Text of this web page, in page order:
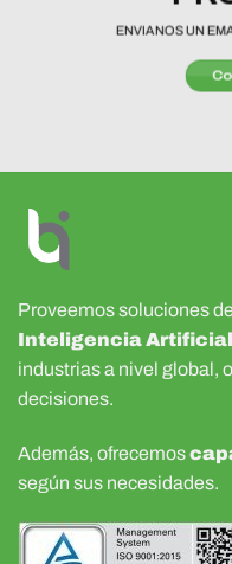
ENVIANOS UN
Proveemos soluciones de
Inteligencia Artificial
industrias a nivel global,
decisiones.
Además, ofrecemos
según sus necesidades.